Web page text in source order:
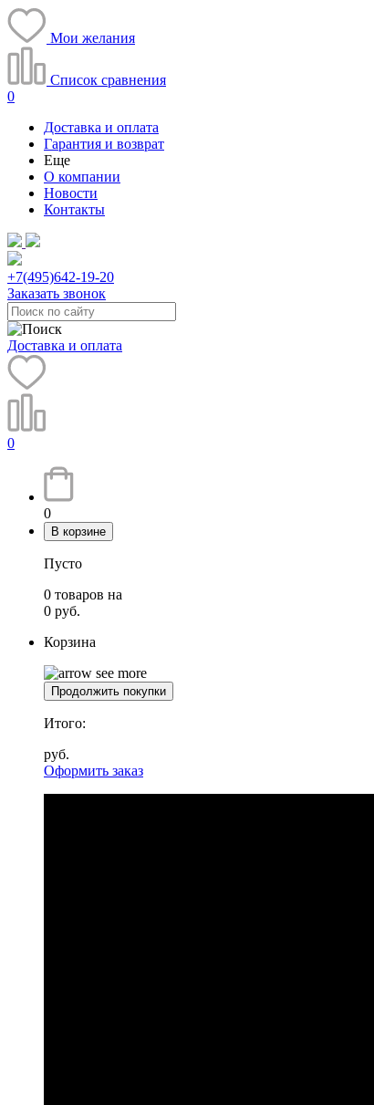
Мои желания
Список сравнения
0
Доставка и оплата
Гарантия и возврат
Еще
О компании
Новости
Контакты
+7(495)642-19-20
Заказать звонок
Доставка и оплата
0
0
В корзине
Пусто
0 товаров на
0 руб.
Корзина
Продолжить покупки
Итого:
руб.
Оформить заказ